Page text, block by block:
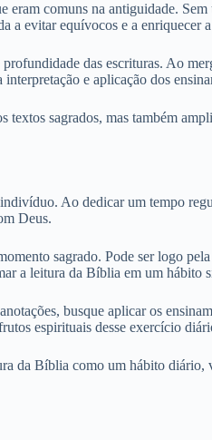
comuns na antiguidade.
a evitar equívocos e a enriquecer
das escrituras. Ao
e aplicação dos
sagrados, mas também
Ao dedicar um tempo
Deus.
sagrado. Pode ser logo
a leitura da Bíblia em um hábito
busque aplicar os
espirituais desse exercício
da Bíblia como um hábito